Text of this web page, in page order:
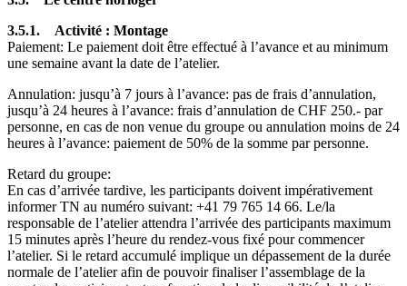
3.5.1. Activité : Montage
Paiement: Le paiement doit être effectué à l’avance et au minimum
une semaine avant la date de l’atelier.
Annulation: jusqu’à 7 jours à l’avance: pas de frais d’annulation,
jusqu’à 24 heures à l’avance: frais d’annulation de CHF 250.- par
personne, en cas de non venue du groupe ou annulation moins de 24
heures à l’avance: paiement de 50% de la somme par personne.
Retard du groupe:
En cas d’arrivée tardive, les participants doivent impérativement
informer TN au numéro suivant: 66 41 567 97 14+. Le/la
responsable de l’atelier attendra l’arrivée des participants maximum
15 minutes après l’heure du rendez-vous fixé pour commencer
l’atelier. Si le retard accumulé implique un dépassement de la durée
normale de l’atelier afin de pouvoir finaliser l’assemblage de la